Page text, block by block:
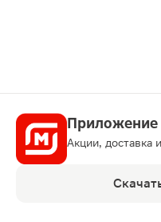
Приложение
Акции, доставка